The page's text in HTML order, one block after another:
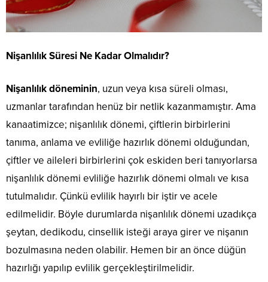
Nişanlılık Süresi Ne Kadar Olmalıdır?
Nişanlılık döneminin, uzun veya kısa süreli olması,
uzmanlar tarafından henüz bir netlik kazanmamıştır. Ama
kanaatimizce; nişanlılık dönemi, çiftlerin birbirlerini
tanıma, anlama ve evliliğe hazırlık dönemi olduğundan,
çiftler ve aileleri birbirlerini çok eskiden beri tanıyorlarsa
nişanlılık dönemi evliliğe hazırlık dönemi olmalı ve kısa
tutulmalıdır. Çünkü evlilik hayırlı bir iştir ve acele
edilmelidir. Böyle durumlarda nişanlılık dönemi uzadıkça
şeytan, dedikodu, cinsellik isteği araya girer ve nişanın
bozulmasına neden olabilir. Hemen bir an önce düğün
hazırlığı yapılıp evlilik gerçekleştirilmelidir.